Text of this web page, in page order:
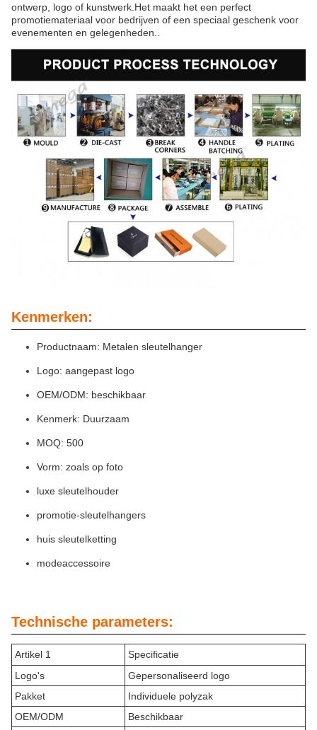
ontwerp, logo of kunstwerk.Het maakt het een perfect
promotiemateriaal voor bedrijven of een speciaal geschenk voor
evenementen en gelegenheden..
Kenmerken:
Productnaam: Metalen sleutelhanger
Logo: aangepast logo
OEM/ODM: beschikbaar
Kenmerk: Duurzaam
MOQ: 500
Vorm: zoals op foto
luxe sleutelhouder
promotie-sleutelhangers
huis sleutelketting
modeaccessoire
Technische parameters:
Artikel 1
Specificatie
Logo's
Gepersonaliseerd logo
Pakket
Individuele polyzak
OEM/ODM
Beschikbaar